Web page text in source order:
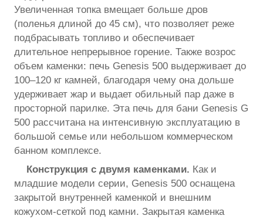
Увеличенная топка вмещает больше дров
(поленья длиной до 45 см), что позволяет реже
подбрасывать топливо и обеспечивает
длительное непрерывное горение. Также возрос
объем каменки: печь Genesis 500 выдерживает до
100–120 кг камней, благодаря чему она дольше
удерживает жар и выдает обильный пар даже в
просторной парилке. Эта печь для бани Genesis G
500 рассчитана на интенсивную эксплуатацию в
большой семье или небольшом коммерческом
банном комплексе.
Конструкция с двумя каменками. Как и
младшие модели серии, Genesis 500 оснащена
закрытой внутренней каменкой и внешним
кожухом-сеткой под камни. Закрытая каменка